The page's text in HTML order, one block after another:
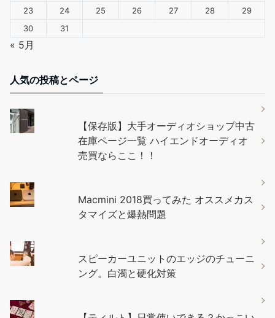
23
24 25 26 27 28
29
30
31
« 5月
人気の投稿とページ
【保存版】大手オーディオショップ中古
在庫ページ一覧 ハイエンドオーディオ
売買ならここ！！
Macmini 2018買ってみた オススメカス
タマイズと爆熱問題
スピーカーユニットのエッジのチューニ
ング。白濁と硬化対策